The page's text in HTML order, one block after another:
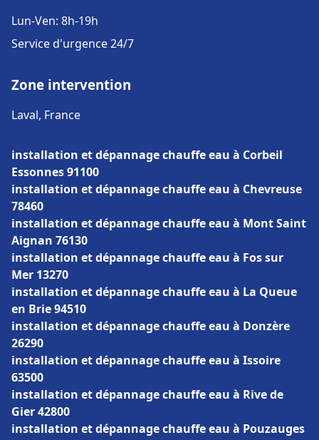
Lun-Ven: 8h-19h
Service d'urgence 24/7
Zone intervention
Laval, France
installation et dépannage chauffe eau à Corbeil
Essonnes 91100
installation et dépannage chauffe eau à Chevreuse
78460
installation et dépannage chauffe eau à Mont Saint
Aignan 76130
installation et dépannage chauffe eau à Fos sur
Mer 13270
installation et dépannage chauffe eau à La Queue
en Brie 94510
installation et dépannage chauffe eau à Donzère
26290
installation et dépannage chauffe eau à Issoire
63500
installation et dépannage chauffe eau à Rive de
Gier 42800
installation et dépannage chauffe eau à Pouzauges